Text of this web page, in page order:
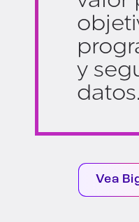
y
datos.
Vea